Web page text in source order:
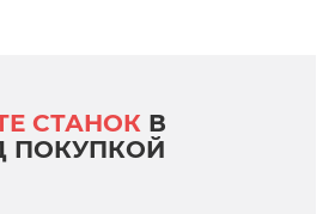
СТАНОК В
ПОКУПКОЙ